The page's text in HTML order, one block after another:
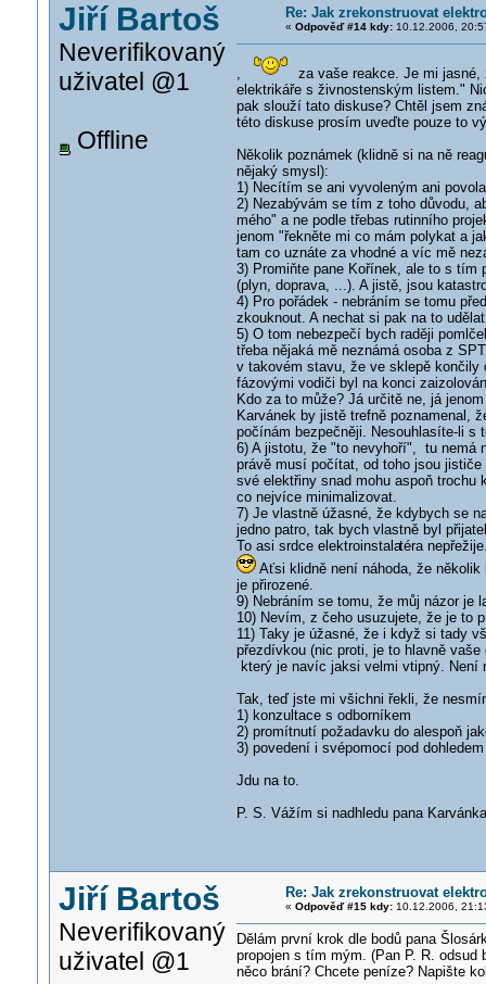
Jiří Bartoš
Neverifikovaný
uživatel @1
Offline
Re: Jak zrekonstruovat
« Odpověď #14 kdy:10.12.2006,
,
za vaše reakce. Je mi
elektrikáře s živnostenským listem."
pak slouží tato diskuse? Chtěl jsem
této diskuse prosím uveďte pouze to
Několik poznámek (klidně si na ně
nějaký smysl):
1) Necítím se ani vyvoleným ani
2) Nezabývám se tím z toho důvodu,
mého" a ne podle třebas rutinního
jenom "řekněte mi co mám polykat a
tam co uznáte za vhodné a víc mě
3) Promiňte pane Kořínek, ale to s tím
(plyn, doprava, ...). A jistě, jsou
4) Pro pořádek - nebráním se tomu
zkouknout. A nechat si pak na to
5) O tom nebezpečí bych raději
třeba nějaká mě neznámá osoba z
v takovém stavu, že ve sklepě končily
fázovými vodiči byl na konci
Kdo za to může? Já určitě ne, já
Karvánek by jistě trefně poznamenal,
počínám bezpečněji. Nesouhlasíte-li s
6) A jistotu, že "to nevyhoří", tu nemá
právě musí počítat, od toho jsou
své elektřiny snad mohu aspoň
co nejvíce minimalizovat.
7) Je vlastně úžasné, že kdybych se
jedno patro, tak bych vlastně byl
To asi srdce elektroinstalatéra
Aťsi klidně není náhoda, že několik
je přirozené.
9) Nebráním se tomu, že můj názor je
10) Nevím, z čeho usuzujete, že je to
11) Taky je úžasné, že i když si tady
přezdívkou (nic proti, je to hlavně
který je navíc jaksi velmi vtipný.
Tak, teď jste mi všichni řekli, že
1) konzultace s odborníkem
2) promítnutí požadavku do alespoň
3) povedení i svépomocí pod
Jdu na to.
P. S. Vážím si nadhledu pana
Jiří Bartoš
Neverifikovaný
uživatel @1
Re: Jak zrekonstruovat
« Odpověď #15 kdy:10.12.2006,
Dělám první krok dle bodů pana
propojen s tím mým. (Pan P. R. odsud
něco brání? Chcete peníze? Napište